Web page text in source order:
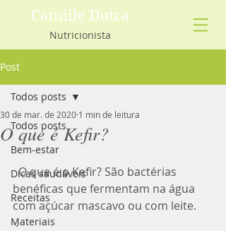
Camille Dutra
Nutricionista
Post
Todos posts
Bem-estar
Dicas saudáveis
Receitas
Materiais
Todos posts
O que é Kefir?
30 de mar. de 2020 1 min de leitura
  O que é o Kefir? São bactérias
benéficas que fermentam na água
com açúcar mascavo ou com leite.
.